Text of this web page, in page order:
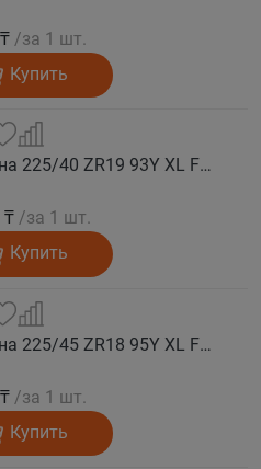
/за 1 шт.
Купить
CONTINENTAL Автошина 225/40 ZR19 93Y XL FR SportContact 7 лето
₸ /за 1 шт.
Купить
CONTINENTAL Автошина 225/45 ZR18 95Y XL FR SportContact 7 лето
/за 1 шт.
Купить